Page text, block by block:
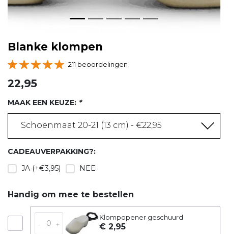
Blanke klompen
211 beoordelingen
22,95
MAAK EEN KEUZE: *
Schoenmaat 20-21 (13 cm) - €22,95
CADEAUVERPAKKING?:
JA (+€3,95)
NEE
Handig om mee te bestellen
- +
Klompopener geschuurd
€ 2,95